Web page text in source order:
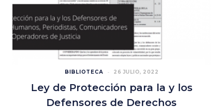
BIBLIOTECA 26 JULIO, 2022
Ley de Protección para la y los
Defensores de Derechos